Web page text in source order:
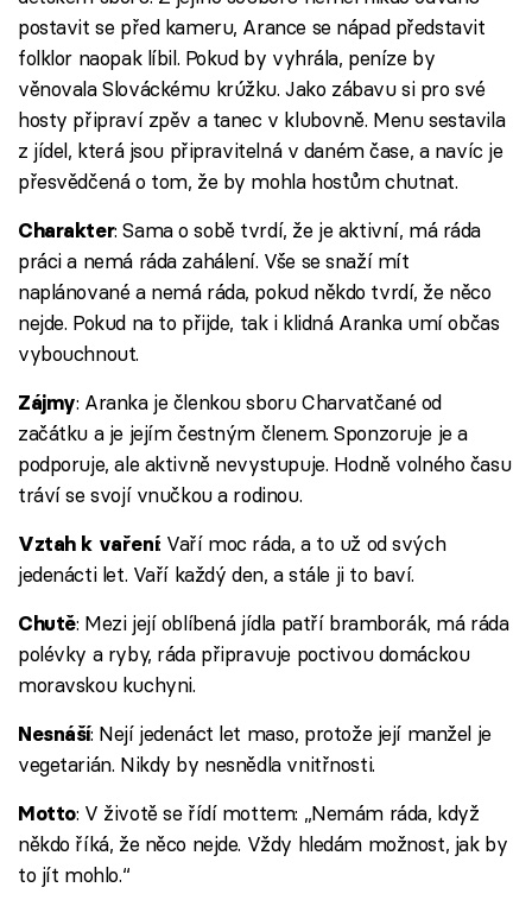
postavit se před kameru, Arance se nápad představit
folklor naopak líbil. Pokud by vyhrála, peníze by
věnovala Slováckému krúžku. Jako zábavu si pro své
hosty připraví zpěv a tanec v klubovně. Menu sestavila
z jídel, která jsou připravitelná v daném čase, a navíc je
přesvědčená o tom, že by mohla hostům chutnat.
Charakter: Sama o sobě tvrdí, že je aktivní, má ráda
práci a nemá ráda zahálení. Vše se snaží mít
naplánované a nemá ráda, pokud někdo tvrdí, že něco
nejde. Pokud na to přijde, tak i klidná Aranka umí občas
vybouchnout.
Zájmy: Aranka je členkou sboru Charvatčané od
začátku a je jejím čestným členem. Sponzoruje je a
podporuje, ale aktivně nevystupuje. Hodně volného času
tráví se svojí vnučkou a rodinou.
Vztah k vaření: Vaří moc ráda, a to už od svých
jedenácti let. Vaří každý den, a stále ji to baví.
Chutě: Mezi její oblíbená jídla patří bramborák, má ráda
polévky a ryby, ráda připravuje poctivou domáckou
moravskou kuchyni.
Nesnáší: Nejí jedenáct let maso, protože její manžel je
vegetarián. Nikdy by nesnědla vnitřnosti.
Motto: V životě se řídí mottem: „Nemám ráda, když
někdo říká, že něco nejde. Vždy hledám možnost, jak by
to jít mohlo.“